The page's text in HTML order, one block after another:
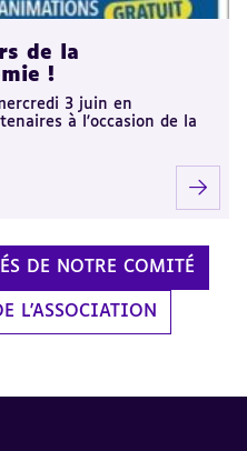
de la
!
3 juin en
à l'occasion de la
DE NOTRE COMITÉ
L'ASSOCIATION